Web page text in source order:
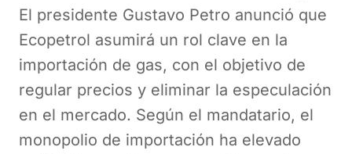
El presidente Gustavo Petro anunció que
Ecopetrol asumirá un rol clave en la
importación de gas, con el objetivo de
regular precios y eliminar la especulación
en el mercado. Según el mandatario, el
monopolio de importación ha elevado